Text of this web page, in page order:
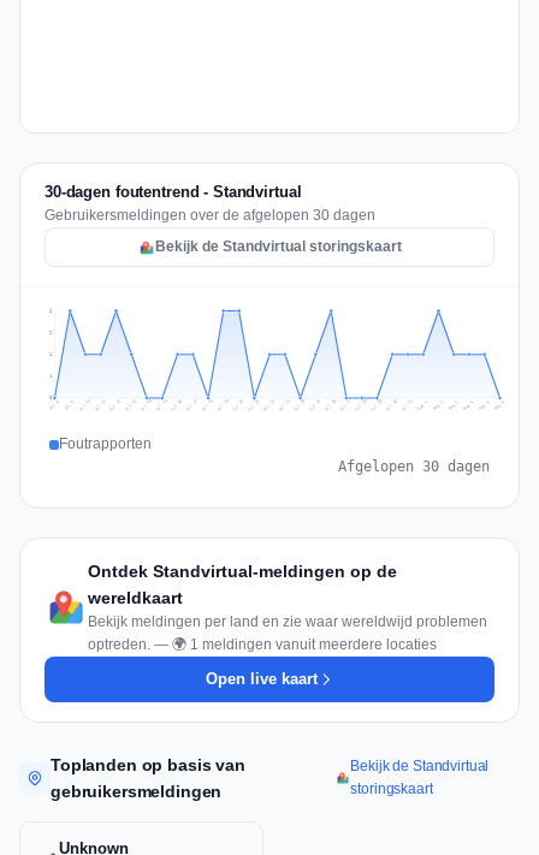
30-dagen foutentrend - Standvirtual
Gebruikersmeldingen over de afgelopen 30 dagen
Bekijk de Standvirtual storingskaart
1
1
2
2
Jul 8 Jul 9 Jul 10 Jul 11 Jul 12 Jul 13 Jul 14 Jul 15 Jul 16 Jul 17 Jul 18 Jul 19 Jul 20 Jul 21 Jul 22 Jul 23 Jul 24 Jul 25 Jul 26 Jul 27 Jul 28 Jul 29 Jul 30 Jul 31 Aug 1 Aug 2 Aug 3 Aug 4 Aug 5 Aug 6
Foutrapporten
Afgelopen 30 dagen
Ontdek Standvirtual-meldingen op de
wereldkaart
Bekijk meldingen per land en zie waar wereldwijd problemen
optreden. — 🌍 1 meldingen vanuit meerdere locaties
Open live kaart
Toplanden op basis van
gebruikersmeldingen
Bekijk de Standvirtual
storingskaart
Unknown